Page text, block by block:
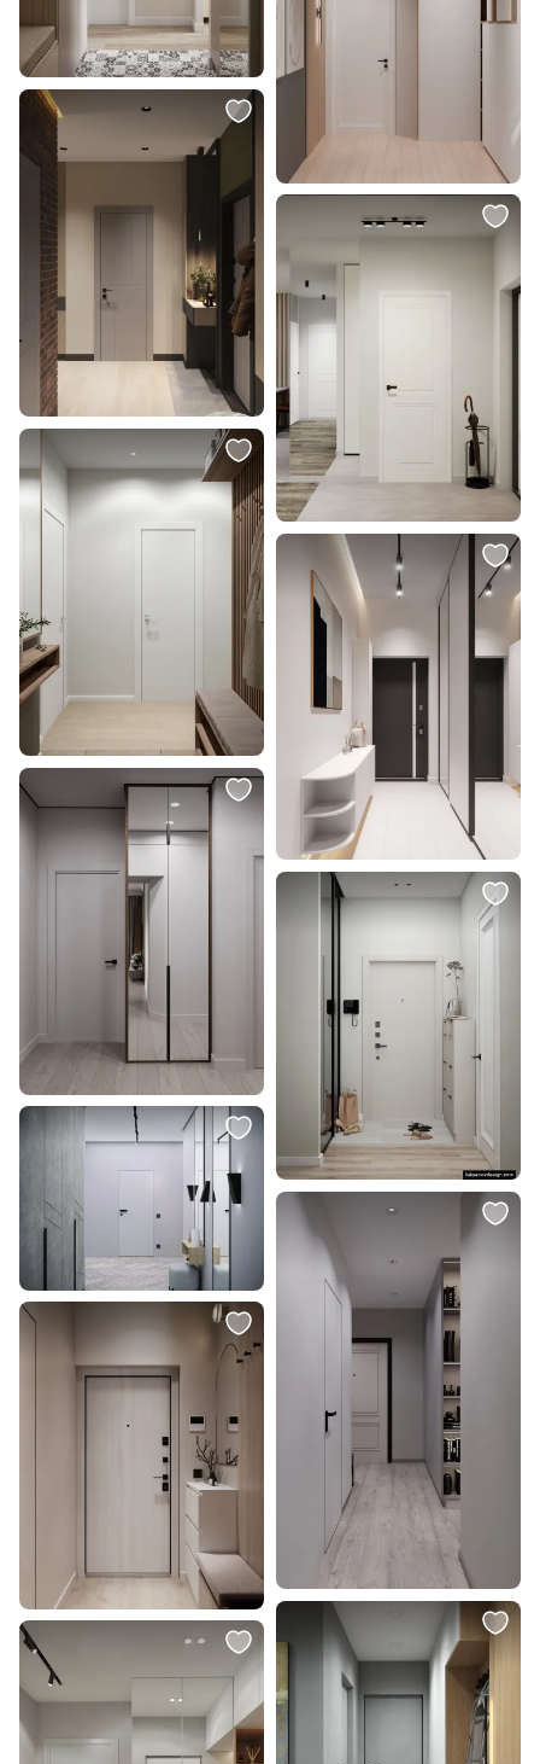
Трековый светильник
Elektrostandard Flat Magnetic
9W 4000K Arcos (чёрный)
85095/01 В корзину
Уличный светильник Favourite
Reedy 4048-3T